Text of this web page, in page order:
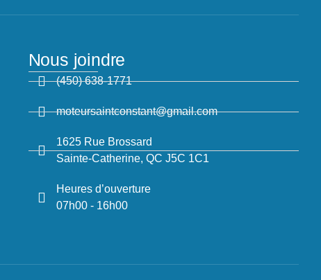
Nous joindre
(450) 638-1771
moteursaintconstant@gmail.com
1625 Rue Brossard
Sainte-Catherine, QC J5C 1C1
Heures d’ouverture
07h00 - 16h00